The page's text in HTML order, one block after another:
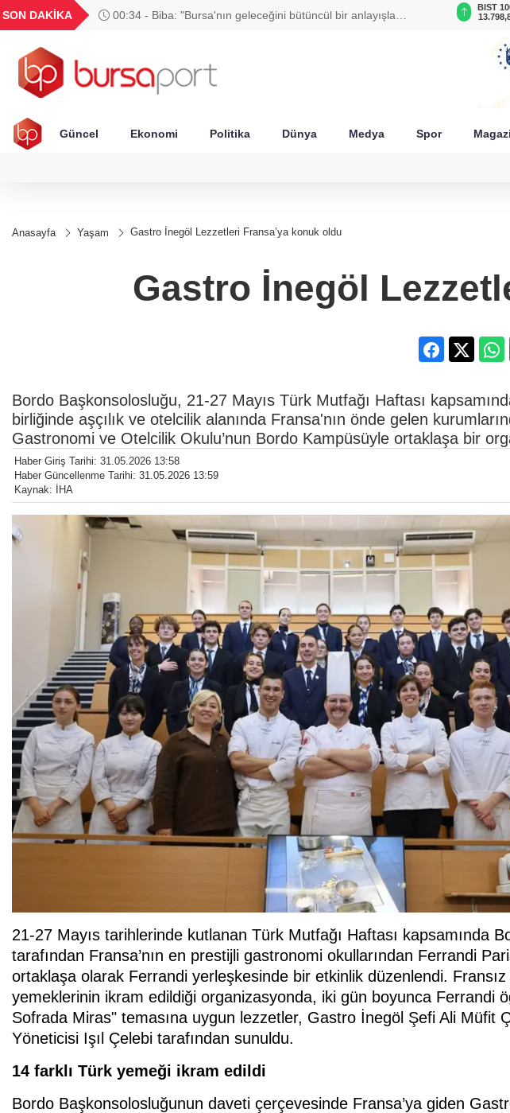
SON DAKİKA
00:34 - Biba: "Bursa'nın geleceğini bütüncül bir anlayışla
GEL
18,2379
16,2328
27,9743
0,0018
6.544,61
BIST
Güncel Ekonomi Politika Dünya Medya Spor
Anasayfa Yaşam Gastro İnegöl Lezzetleri Fransa’ya konuk oldu
Gastro İnegöl
Bordo Başkonsolosluğu, 21-27 Mayıs Türk Mutfağı Haftası
birliğinde aşçılık ve otelcilik alanında Fransa'nın önde gelen
Gastronomi ve Otelcilik Okulu’nun Bordo Kampüsüyle ortaklaşa bir
Haber Giriş Tarihi: 31.05.2026 13:58
Haber Güncellenme Tarihi: 31.05.2026 13:59
Kaynak: İHA
21-27 Mayıs tarihlerinde kutlanan Türk Mutfağı Haftası kapsamında
tarafından Fransa’nın en prestijli gastronomi okullarından Ferrandi
ortaklaşa olarak Ferrandi yerleşkesinde bir etkinlik düzenlendi.
yemeklerinin ikram edildiği organizasyonda, iki gün boyunca Ferrandi
Sofrada Miras" temasına uygun lezzetler, Gastro İnegöl Şefi Ali Müfit
Yöneticisi Işıl Çelebi tarafından sunuldu.
14 farklı Türk yemeği ikram edildi
Bordo Başkonsolosluğunun daveti çerçevesinde Fransa’ya giden